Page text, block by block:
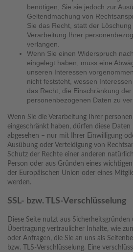
benötigen, Sie sie jedoch zur
Geltendmachung von
Sie das Recht, statt der
Verarbeitung Ihrer
verlangen.
Wenn Sie einen Widerspruch
eingelegt haben, muss eine
unseren Interessen
nicht feststeht, wessen
das Recht, die Einschränkung
personenbezogenen Daten zu
Wenn Sie die Verarbeitung Ihrer
eingeschränkt haben, dürfen diese
abgesehen – nur mit Ihrer Einwilligung
Ausübung oder Verteidigung von
Schutz der Rechte einer anderen
Person oder aus Gründen eines
der Europäischen Union oder eines
werden.
SSL- bzw. TLS-Verschlüsselung
Diese Seite nutzt aus
Übertragung vertraulicher Inhalte, wie
oder Anfragen, die Sie an uns als
bzw. TLS-Verschlüsselung. Eine